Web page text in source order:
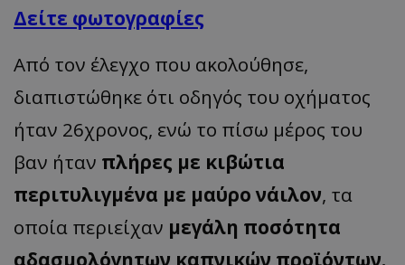
Δείτε φωτογραφίες
Από τον έλεγχο που ακολούθησε,
διαπιστώθηκε ότι οδηγός του οχήματος
ήταν 26χρονος, ενώ το πίσω μέρος του
βαν ήταν πλήρες με κιβώτια
περιτυλιγμένα με μαύρο νάιλον, τα
οποία περιείχαν μεγάλη ποσότητα
αδασμολόγητων καπνικών προϊόντων.